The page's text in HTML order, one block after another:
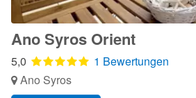
Ano Syros Orient
5,0
1 Bewertungen
Ano Syros